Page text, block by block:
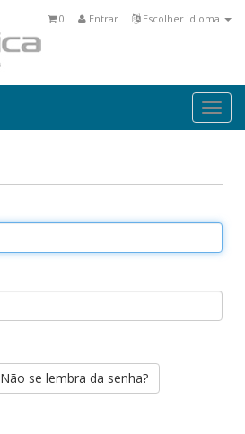
Escolher idioma
Entrar
0
Não se lembra da senha?